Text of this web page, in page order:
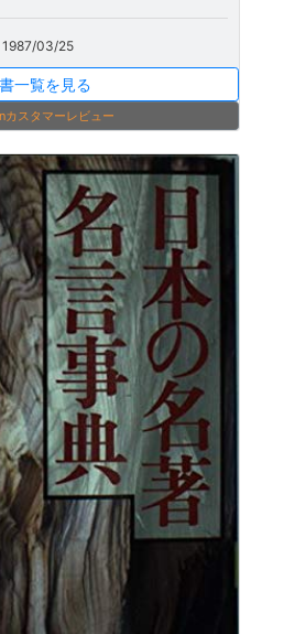
1987/03/25
一覧を見る
カスタマーレビュー